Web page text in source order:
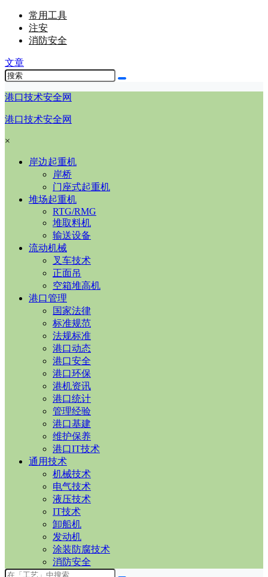
常用工具
注安
消防安全
文章
港口技术安全网
港口技术安全网
×
岸边起重机
岸桥
门座式起重机
堆场起重机
RTG/RMG
堆取料机
输送设备
流动机械
叉车技术
正面吊
空箱堆高机
港口管理
国家法律
标准规范
法规标准
港口动态
港口安全
港口环保
港机资讯
港口统计
管理经验
港口基建
维护保养
港口IT技术
通用技术
机械技术
电气技术
液压技术
IT技术
卸船机
发动机
涂装防腐技术
消防安全